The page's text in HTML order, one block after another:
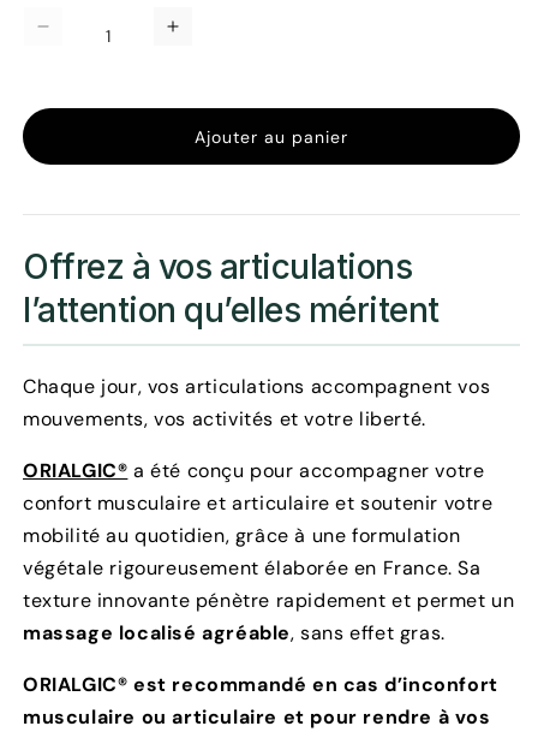
Réduire
de
–
articulaire
par
professionnels
de
Augmenter
de
ORIALGIC®
–
articulaire
par
professionnels
de
Ajouter au panier
Offrez à vos articulations
l’attention qu’elles méritent
Chaque jour, vos articulations accompagnent vos
mouvements, vos activités et votre liberté.
ORIALGIC® a été conçu pour accompagner votre
confort musculaire et articulaire et soutenir votre
mobilité au quotidien, grâce à une formulation
végétale rigoureusement élaborée en France. Sa
texture innovante pénètre rapidement et permet un
massage localisé agréable, sans effet gras.
ORIALGIC® est recommandé en cas d’inconfort
musculaire ou articulaire et pour rendre à vos